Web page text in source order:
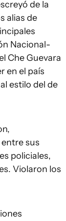
de la
alias de
Nacional-
Che Guevara
en el país
estilo del de
sus
policiales,
Violaron los